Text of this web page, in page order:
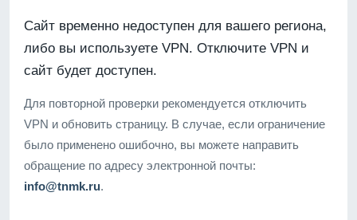
Сайт временно недоступен для вашего региона,
либо вы используете VPN. Отключите VPN и
сайт будет доступен.
Для повторной проверки рекомендуется отключить
VPN и обновить страницу. В случае, если ограничение
было применено ошибочно, вы можете направить
обращение по адресу электронной почты:
info@tnmk.ru.